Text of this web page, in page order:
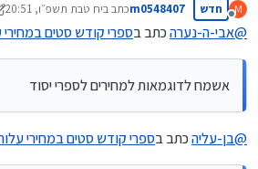
M
מנותק
חדש m0548407כתב ביח טבת תשפ״ו, 20:51
נערך לאחרונה על ידי m0548407
@אבי-ה-נערהכתב בספרי קודש סטים במחירי
אשמח לדוגמאות למחירים לספרי יסוד
@בן-עליהכתב בספרי קודש סטים במחירי